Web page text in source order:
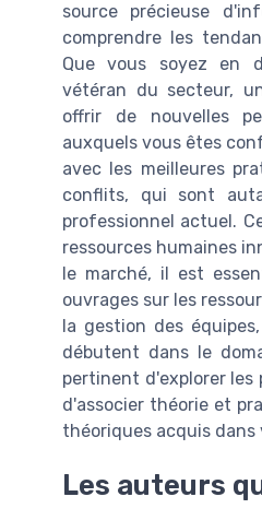
source précieuse
comprendre les
Que vous soyez en
vétéran du secteur,
offrir de nouvelles
auxquels vous êtes
avec les meilleures
conflits, qui sont
professionnel actuel.
ressources humaines
le marché, il est
ouvrages sur les
la gestion des
débutent dans le
pertinent d'explorer les
d'associer théorie et
théoriques acquis dans
Les auteurs